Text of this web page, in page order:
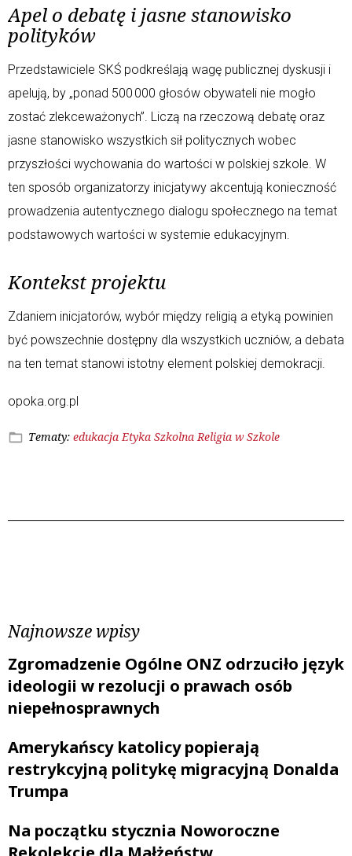
Apel o debatę i jasne stanowisko
polityków
Przedstawiciele SKŚ podkreślają wagę publicznej dyskusji i
apelują, by „ponad 500 000 głosów obywateli nie mogło
zostać zlekceważonych”. Liczą na rzeczową debatę oraz
jasne stanowisko wszystkich sił politycznych wobec
przyszłości wychowania do wartości w polskiej szkole. W
ten sposób organizatorzy inicjatywy akcentują konieczność
prowadzenia autentycznego dialogu społecznego na temat
podstawowych wartości w systemie edukacyjnym.
Kontekst projektu
Zdaniem inicjatorów, wybór między religią a etyką powinien
być powszechnie dostępny dla wszystkich uczniów, a debata
na ten temat stanowi istotny element polskiej demokracji.
opoka.org.pl
Tematy: edukacja Etyka Szkolna Religia w Szkole
Najnowsze wpisy
Zgromadzenie Ogólne ONZ odrzuciło język
ideologii w rezolucji o prawach osób
niepełnosprawnych
Amerykańscy katolicy popierają
restrykcyjną politykę migracyjną Donalda
Trumpa
Na początku stycznia Noworoczne